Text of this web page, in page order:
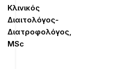
Κλινικός
Διαιτολόγος-
Διατροφολόγος,
MSc